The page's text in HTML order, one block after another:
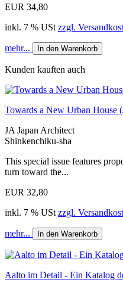
EUR 34,80
inkl. 7 % USt zzgl.
mehr... In den Warenkorb
Kunden kauften auch
Towards a New Urban House
JA Japan Architect
Shinkenchiku-sha
This special issue features
turn toward the...
EUR 32,80
inkl. 7 % USt zzgl.
mehr... In den Warenkorb
Aalto im Detail - Ein Katalog